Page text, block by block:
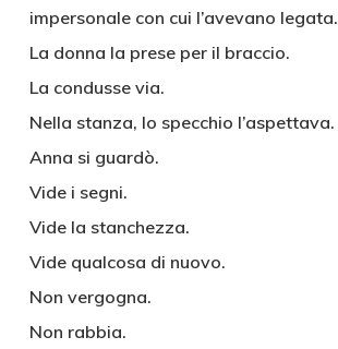
impersonale con cui l’avevano legata.
La donna la prese per il braccio.
La condusse via.
Nella stanza, lo specchio l’aspettava.
Anna si guardò.
Vide i segni.
Vide la stanchezza.
Vide qualcosa di nuovo.
Non vergogna.
Non rabbia.